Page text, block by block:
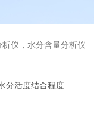
仪，水分含量分析仪
分活度结合程度